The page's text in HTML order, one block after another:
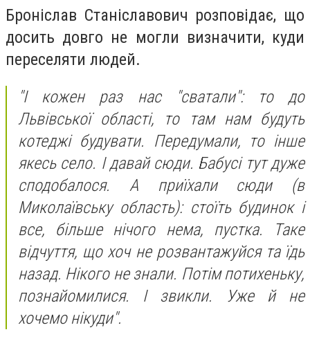
Броніслав Станіславович розповідає, що
досить довго не могли визначити, куди
переселяти людей.
"І кожен раз нас "сватали": то до
Львівської області, то там нам будуть
котеджі будувати. Передумали, то інше
якесь село. І давай сюди. Бабусі тут дуже
сподобалося. А приїхали сюди (в
Миколаївську область): стоїть будинок і
все, більше нічого нема, пустка. Таке
відчуття, що хоч не розвантажуйся та їдь
назад. Нікого не знали. Потім потихеньку,
познайомилися. І звикли. Уже й не
хочемо нікуди".